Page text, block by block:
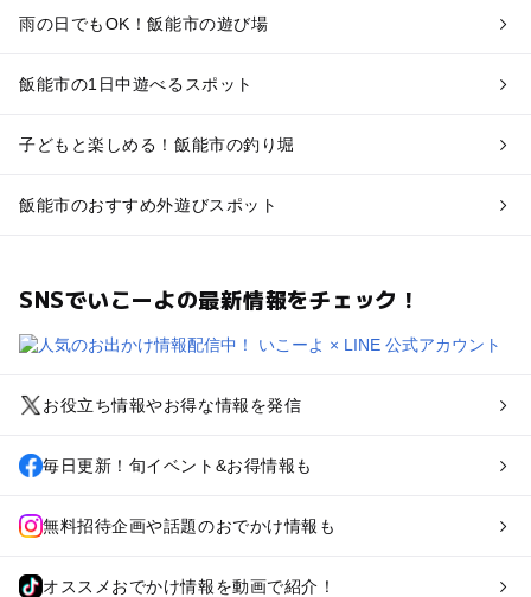
雨の日でもOK！飯能市の遊び場
飯能市の1日中遊べるスポット
子どもと楽しめる！飯能市の釣り堀
飯能市のおすすめ外遊びスポット
SNSでいこーよの最新情報をチェック！
お役立ち情報やお得な情報を発信
毎日更新！旬イベント&お得情報も
無料招待企画や話題のおでかけ情報も
オススメおでかけ情報を動画で紹介！